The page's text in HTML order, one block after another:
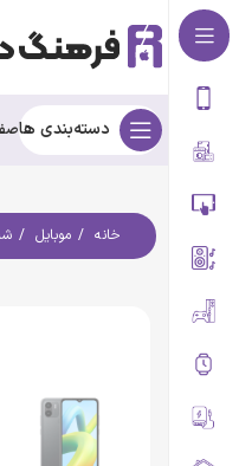
دسته‌بندی ها
خانه موبایل